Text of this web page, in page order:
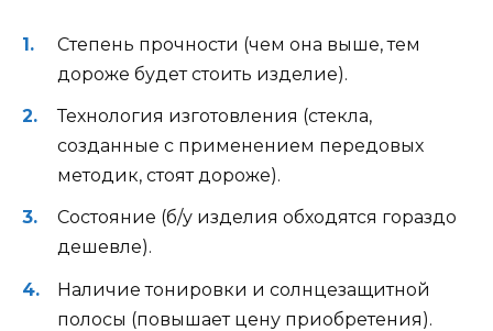
Степень прочности (чем она выше, тем
дороже будет стоить изделие).
Технология изготовления (стекла,
созданные с применением передовых
методик, стоят дороже).
Состояние (б/у изделия обходятся гораздо
дешевле).
Наличие тонировки и солнцезащитной
полосы (повышает цену приобретения).